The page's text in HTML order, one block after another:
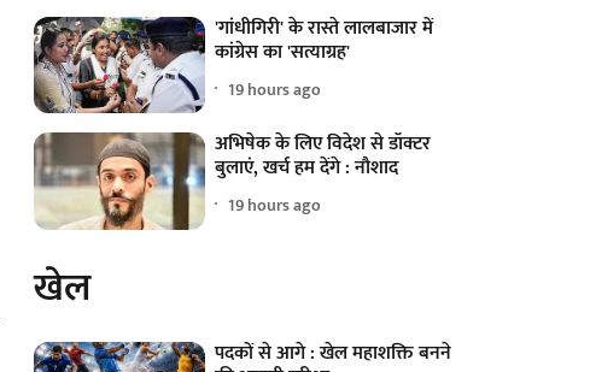
'गांधीगिरी' के रास्ते लालबाजार में
कांग्रेस का 'सत्याग्रह'
19 hours ago
अभिषेक के लिए विदेश से डॉक्टर
बुलाएं, खर्च हम देंगे : नौशाद
19 hours ago
खेल
पदकों से आगे : खेल महाशक्ति बनने